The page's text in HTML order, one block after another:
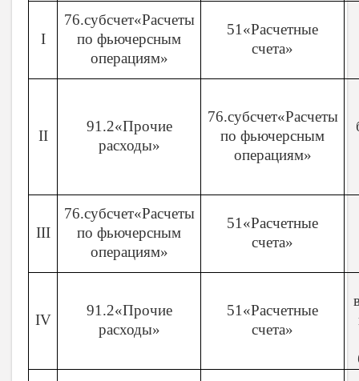
I
76.субсчет«Расчеты
по фьючерсным
операциям»
51«Расчетные
счета»
II
91.2«Прочие
расходы»
76.субсчет«Расчеты
по фьючерсным
операциям»
III
76.субсчет«Расчеты
по фьючерсным
операциям»
51«Расчетные
счета»
IV
91.2«Прочие
расходы»
51«Расчетные
счета»